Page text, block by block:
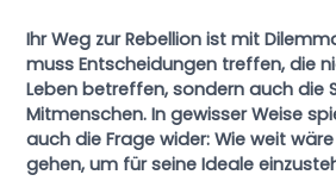
Ihr Weg zur Rebellion ist mit
muss Entscheidungen treffen, die
Leben betreffen, sondern auch die
Mitmenschen. In gewisser Weise
auch die Frage wider:Wie weit
gehen, um für seine Ideale